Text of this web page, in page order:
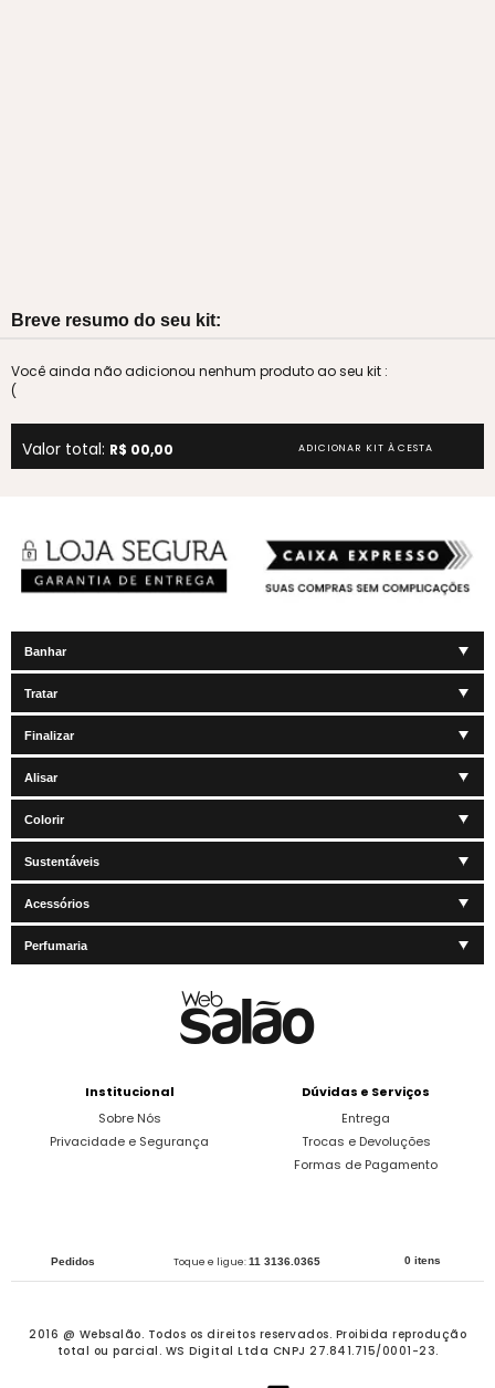
Breve resumo do seu kit:
Você ainda não adicionou nenhum produto ao seu kit :
(
Valor total: R$ 00,00 ADICIONAR KIT À CESTA
Banhar
Tratar
Finalizar
Alisar
Colorir
Sustentáveis
Acessórios
Perfumaria
Institucional
Sobre Nós
Privacidade e Segurança
Dúvidas e Serviços
Entrega
Trocas e Devoluções
Formas de Pagamento
Pedidos Toque e ligue:11 3136.0365 0 itens
2016 @ Websalão. Todos os direitos reservados. Proibida reprodução
total ou parcial. WS Digital Ltda CNPJ 27.841.715/0001-23.